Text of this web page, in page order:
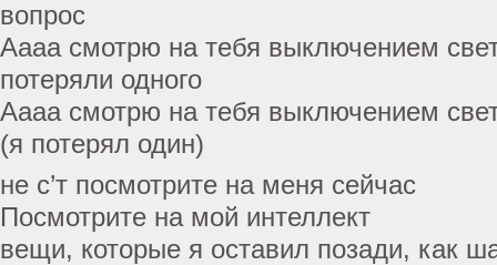
вопрос
Аааа смотрю на тебя выключением
потеряли одного
Аааа смотрю на тебя выключением
(я потерял один)
не с’т посмотрите на меня сейчас
Посмотрите на мой интеллект
вещи, которые я оставил позади, как